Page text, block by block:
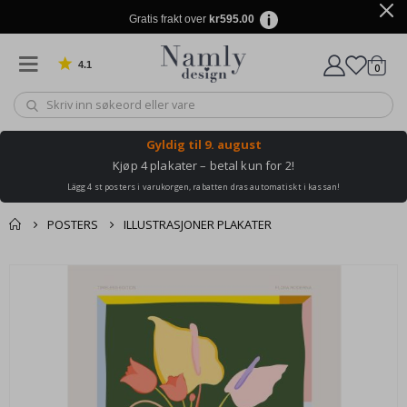
Gratis frakt over kr595.00
4.1 Basert på 1032 stemmer 0varer
Gyldig til 9. august
Kjøp 4 plakater – betal kun for 2!
Lägg 4 st posters i varukorgen, rabatten dras automatiskt i kassan!
POSTERS ILLUSTRASJONER PLAKATER
produkter